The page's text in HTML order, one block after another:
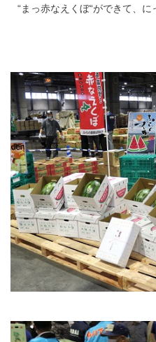
“まっ赤なえくぼ“ができて、に